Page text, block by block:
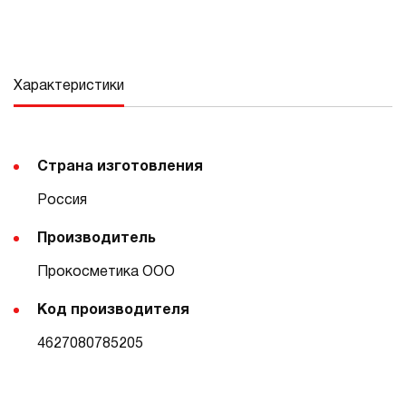
Характеристики
Страна изготовления
Россия
Производитель
Прокосметика ООО
Код производителя
4627080785205